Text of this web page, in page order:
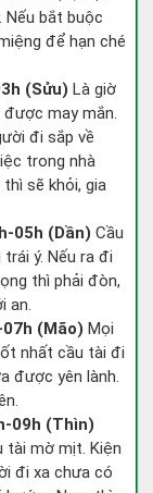
Nếu bắt buộc
để hạn ché
(Sửu) Là giờ
may mắn.
đi sắp về
trong nhà
sẽ khỏi, gia
05h (Dần) Cầu
ý. Nếu ra đi
thì phải đòn,
an.
(Mão) Mọi
nhất cầu tài đi
được yên lành.
09h (Thìn)
tài mờ mịt. Kiện
đi xa chưa có